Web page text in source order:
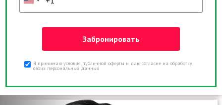
Я принимаю условия публичной оферты и даю согласие на обработку
своих персональных данных